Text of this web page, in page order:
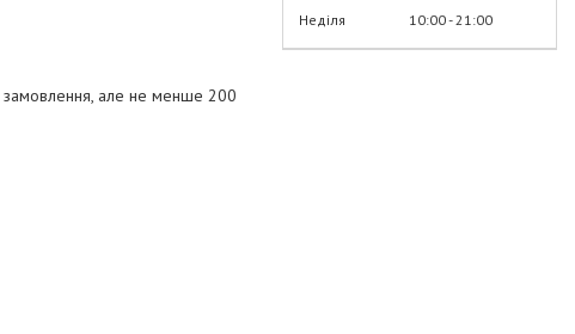
замовлення, але не менше 200
Неділя
10:00 21:00